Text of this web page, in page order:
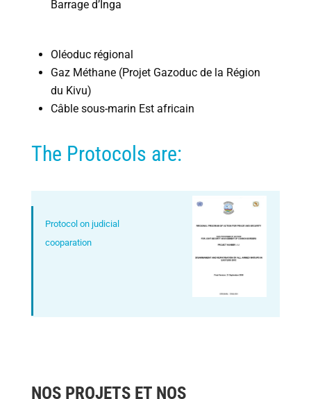
Barrage d’Inga
Oléoduc régional
Gaz Méthane (Projet Gazoduc de la Région
du Kivu)
Câble sous-marin Est africain
The Protocols are:
Protocol on judicial
cooparation
NOS PROJETS ET NOS